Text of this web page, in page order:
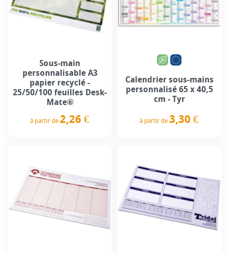
Sous-main
personnalisable A3
papier recyclé -
25/50/100 feuilles Desk-
Mate®
à partir de 2,26 €
Calendrier sous-mains
personnalisé 65 x 40,5
cm - Tyr
à partir de 3,30 €